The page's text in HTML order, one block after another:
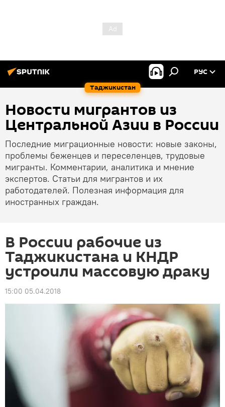
Таджикистан
РУС
Новости мигрантов из
Центральной Азии в России
Последние миграционные новости: новые законы,
проблемы беженцев и переселенцев, трудовые
мигранты. Комментарии, аналитика и мнение
экспертов. Статьи для мигрантов и их
работодателей. Полезная информация для
иностранных граждан.
В России рабочие из
Таджикистана и КНДР
устроили массовую драку
15:00 05.04.2018